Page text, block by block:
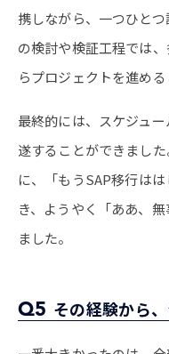
携しながら、一つひと
の検討や検証工程では
らプロジェクトを進める
最終的には、スケジュ
遂することができまし
に、「もうSAP移行は
き、ようやく「ああ、
ました。
Q5 その経験から